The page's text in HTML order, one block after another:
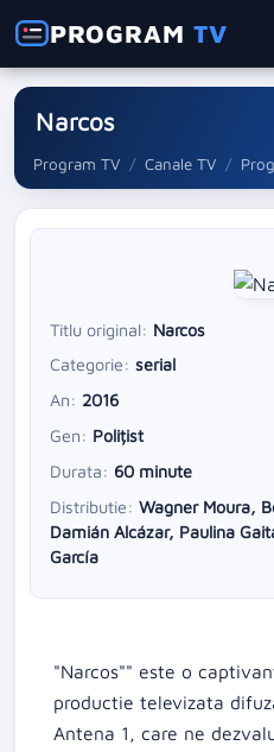
PROGRAMTV
Narcos
Program TV Canale TV
Titlu original: Narcos
Categorie: serial
An: 2016
Gen: Polițist
Durata: 60 minute
Distributie: Wagner Moura,
Damián Alcázar, Paulina
García
"Narcos"" este o
productie televizata
Antena 1, care ne